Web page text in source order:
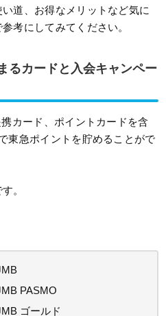
道、お得なメリットなど気に
考にしてみてください。
るカードと入会キャンペー
カード、ポイントカードを含
東急ポイントを貯めることがで
。
PASMO
ゴールド